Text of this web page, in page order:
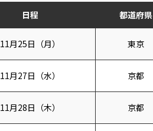
日程 都道府県
11月25日（月） 東京
11月27日（水） 京都
11月28日（木） 京都